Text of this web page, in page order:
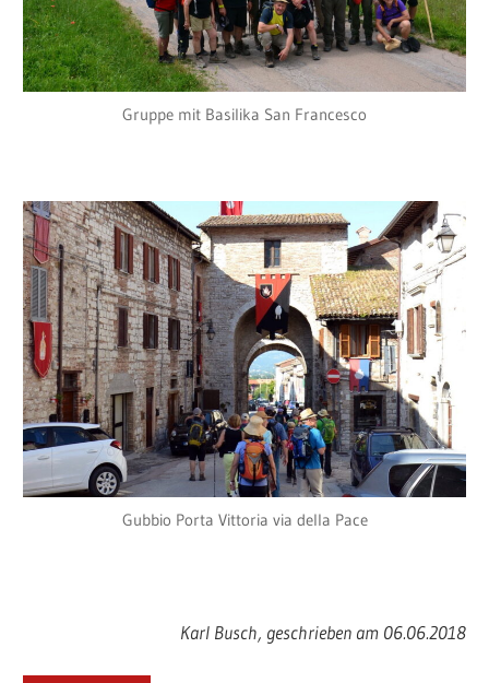
Gruppe mit Basilika San Francesco
Gubbio Porta Vittoria via della Pace
Karl Busch, geschrieben am 06.06.2018